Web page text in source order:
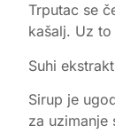
Trputac se
kašalj. Uz
Suhi
Sirup je
za